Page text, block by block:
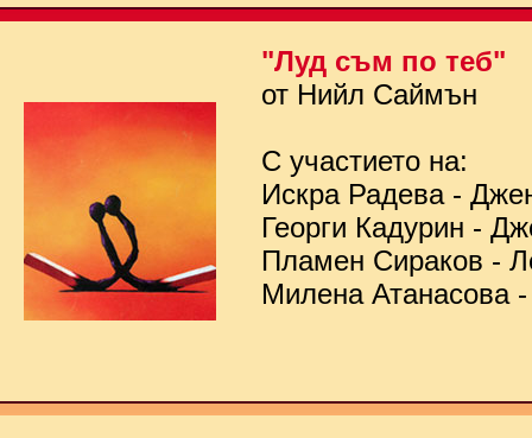
"Луд съм по теб"
от Нийл Саймън
С участието на:
Искра Радева -
Георги Кадурин -
Пламен Сираков -
Милена Атанасова